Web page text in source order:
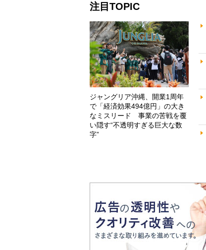
注目TOPIC
ジャングリア沖縄、開業1周年
で「経済効果494億円」の大き
なミスリード 事業の苦戦を覆
い隠す“不透明すぎる巨大な数
字”